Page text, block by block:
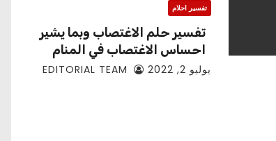
تفسير احلام
تفسير حلم الاغتصاب وبما يشير
احساس الاغتصاب في المنام
يوليو 2, 2022